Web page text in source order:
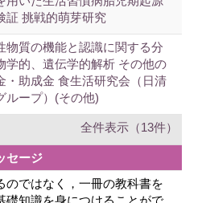
証 挑戦的萌芽研究
物質の機能と認識に関する分
学的、遺伝学的解析 その他の
・助成金 食生活研究会（日清
ループ）(その他)
全件表示（13件）
セージ
のではなく，一冊の教科書を
礎知識を身につけることがで